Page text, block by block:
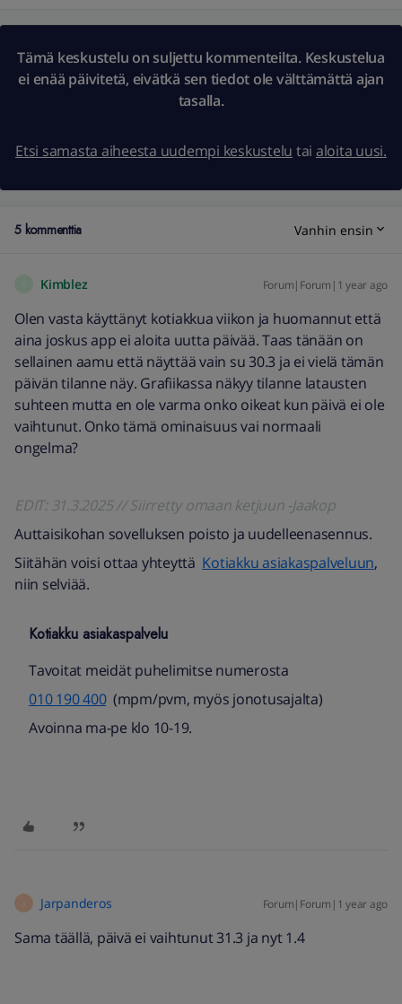
Tämä keskustelu on suljettu kommenteilta. Keskustelua
ei enää päivitetä, eivätkä sen tiedot ole välttämättä ajan
tasalla.
Etsi samasta aiheesta uudempi keskustelu tai aloita uusi.
5 kommenttia Vanhin ensin
Kimblez Forum|Forum|1 year ago
Olen vasta käyttänyt kotiakkua viikon ja huomannut että
aina joskus app ei aloita uutta päivää. Taas tänään on
sellainen aamu että näyttää vain su 30.3 ja ei vielä tämän
päivän tilanne näy. Grafiikassa näkyy tilanne latausten
suhteen mutta en ole varma onko oikeat kun päivä ei ole
vaihtunut. Onko tämä ominaisuus vai normaali
ongelma?
EDIT: 31.3.2025 // Siirretty omaan ketjuun -Jaakop
Auttaisikohan sovelluksen poisto ja uudelleenasennus.
Siitähän voisi ottaa yhteyttä Kotiakku asiakaspalveluun,
niin selviää.
Kotiakku asiakaspalvelu
Tavoitat meidät puhelimitse numerosta
010 190 400​(mpm/pvm, myös jonotusajalta)​
Avoinna ma-pe klo 10-19.
Jarpanderos Forum|Forum|1 year ago
Sama täällä, päivä ei vaihtunut 31.3 ja nyt 1.4